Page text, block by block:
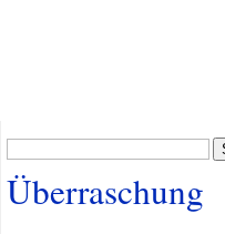
Überraschung